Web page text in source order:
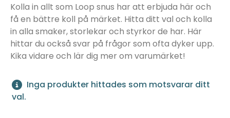
Kolla in allt som Loop snus har att erbjuda här och
få en bättre koll på märket. Hitta ditt val och kolla
in alla smaker, storlekar och styrkor de har. Här
hittar du också svar på frågor som ofta dyker upp.
Kika vidare och lär dig mer om varumärket!
Inga produkter hittades som motsvarar ditt
val.